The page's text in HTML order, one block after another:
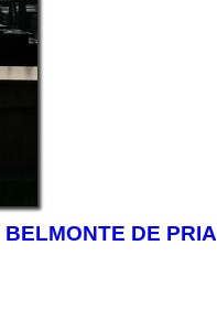
BELMONTE DE PRIA